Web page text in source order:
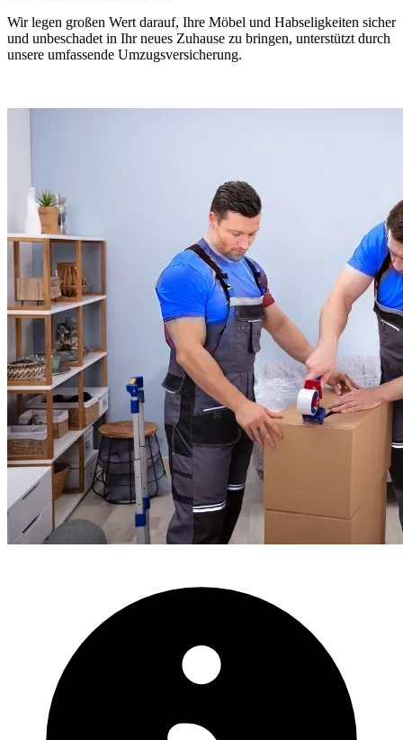
Wir legen großen Wert darauf, Ihre Möbel und Habseligkeiten sicher
und unbeschadet in Ihr neues Zuhause zu bringen, unterstützt durch
unsere umfassende Umzugsversicherung.